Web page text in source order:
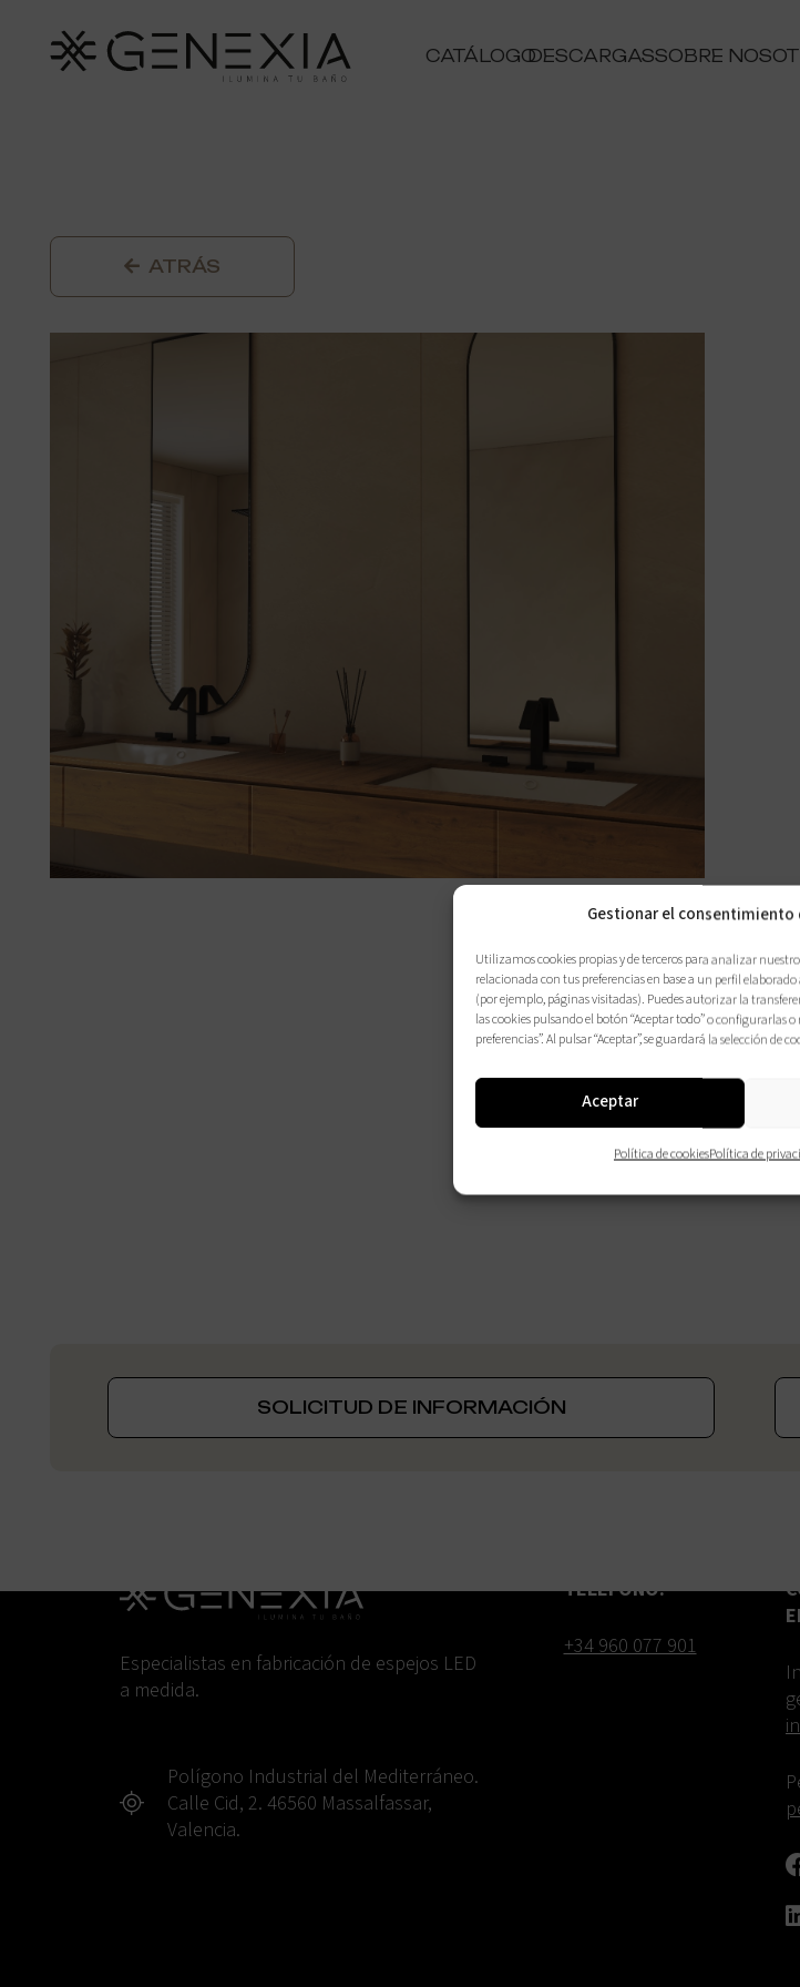
Gestionar el consentimiento
Utilizamos cookies propias y de terceros para analizar
relacionada con tus preferencias en base a un perfil
(por ejemplo, páginas visitadas). Puedes autorizar la
las cookies pulsando el botón “Aceptar todo” o configurarlas
preferencias”. Al pulsar “Aceptar”, se guardará la selección de
Aceptar
Política de cookiesPolítica de
CATÁLOGODESCARGASSOBRE
ATRÁS
SOLICITUD DE INFORMACIÓN
Especialistas en fabricación de espejos LED
a medida.
Polígono Industrial del Mediterráneo.
Calle Cid, 2. 46560 Massalfassar,
Valencia.
TELÉFONO:
+34 960 077 901